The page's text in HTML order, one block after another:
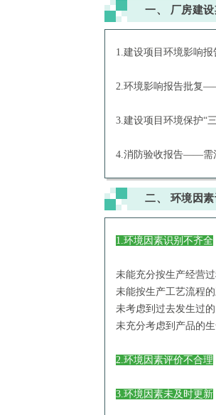
一、 厂房建
1.建设项目环境影响
2.环境影响报告批复
3.建设项目环境保护“
4.消防验收报告——需
二、 环境因
1.环境因素识别不齐全
未能充分按生产经营
未能按生产工艺流程
未考虑到过去发生过
未充分考虑到产品的
2.环境因素评价不合理
3.环境因素未及时更新